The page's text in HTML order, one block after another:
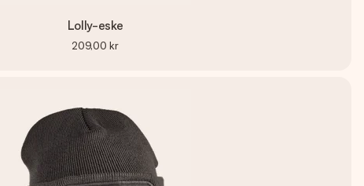
Lolly-eske
209,00 kr